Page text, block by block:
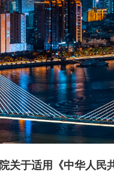
关于适用《中华人民